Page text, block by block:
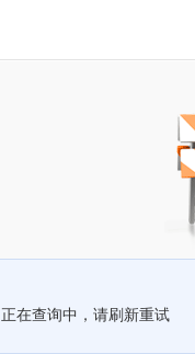
正在查询中，请刷新重试